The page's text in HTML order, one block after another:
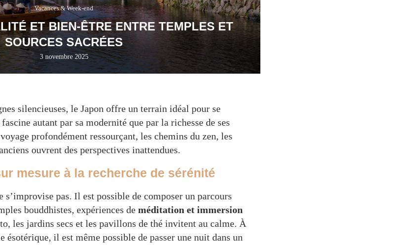
Vacances & Week-end
ET BIEN-ÊTRE ENTRE TEMPLES ET
SOURCES SACRÉES
3 novembre 2025
silencieuses, le Japon offre un terrain idéal pour se
autant par sa modernité que par la richesse de ses
profondément ressourçant, les chemins du zen, les
ouvrent des perspectives inattendues.
mesure à la recherche de sérénité
pas. Il est possible de composer un parcours
bouddhistes, expériences de méditation et immersion
les jardins secs et les pavillons de thé invitent au calme. À
ésotérique, il est même possible de passer une nuit dans un